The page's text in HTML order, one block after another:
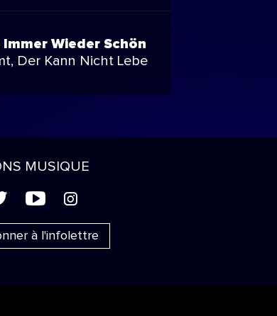
Wieder Schön
Der Kann Nicht Lebe
MUSIQUE
+ &
à l'infolettre